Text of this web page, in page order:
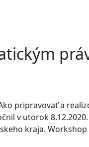
pripravovať a
v utorok 8.12.2020.
kraja.